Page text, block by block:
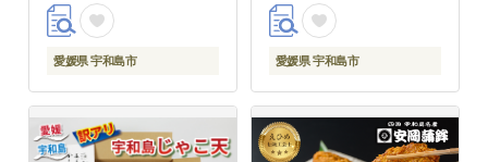
け 酒 おつまみ 肴 魚肉
水産 加工品 特産品 郷
土料理 国産 愛媛 宇和
愛媛県 宇和島市 愛媛県 宇和島市